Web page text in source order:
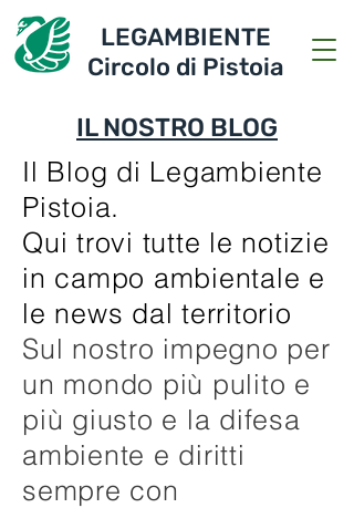
LEGAMBIENTE
Circolo di Pistoia
IL NOSTRO BLOG
Il Blog di Legambiente
Pistoia.
Qui trovi tutte le notizie
in campo ambientale e
le news dal territorio
Sul nostro impegno per
un mondo più pulito e
più giusto e la difesa
ambiente e diritti
sempre con